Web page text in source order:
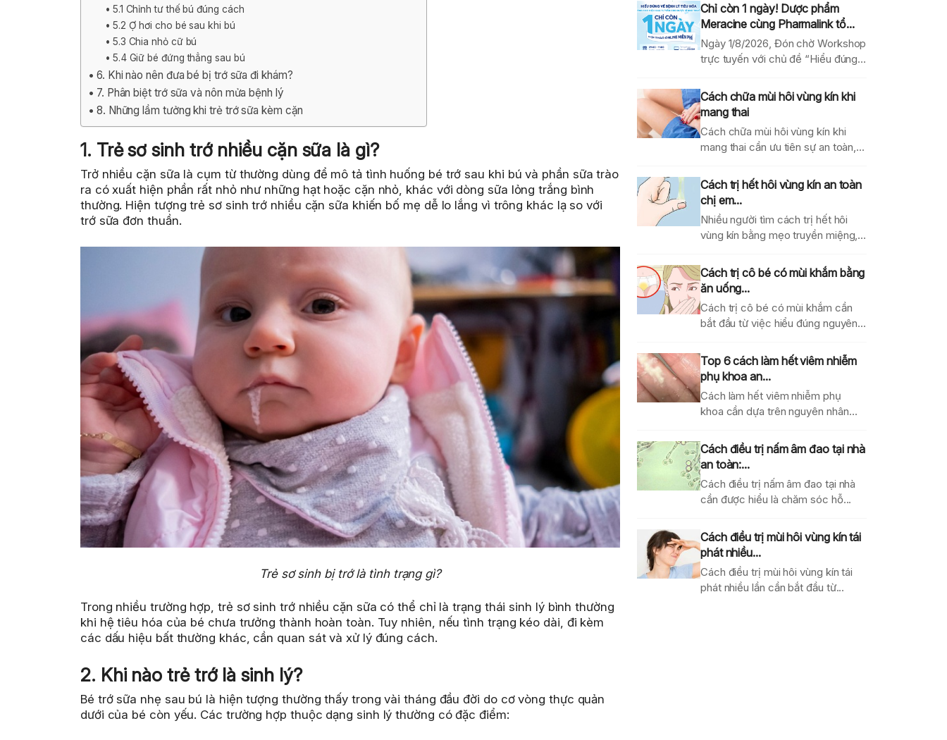
5.1 Chỉnh tư thế bú đúng cách
5.2 Ợ hơi cho bé sau khi bú
5.3 Chia nhỏ cữ bú
5.4 Giữ bé đứng thẳng sau bú
6. Khi nào nên đưa bé bị trớ sữa đi khám?
7. Phân biệt trớ sữa và nôn mửa bệnh lý
8. Những lầm tưởng khi trẻ trớ sữa kèm cặn
1. Trẻ sơ sinh trớ nhiều cặn sữa là gì?
Trở nhiều cặn sữa là cụm từ thường dùng để mô tả tình huống bé trớ sau khi bú và phần sữa trào
ra có xuất hiện phần rất nhỏ như những hạt hoặc cặn nhỏ, khác với dòng sữa lỏng trắng bình
thường. Hiện tượng trẻ sơ sinh trớ nhiều cặn sữa khiến bố mẹ dễ lo lắng vì trông khác lạ so với
trớ sữa đơn thuần.
Trẻ sơ sinh bị trớ là tình trạng gì?
Trong nhiều trường hợp, trẻ sơ sinh trớ nhiều cặn sữa có thể chỉ là trạng thái sinh lý bình thường
khi hệ tiêu hóa của bé chưa trưởng thành hoàn toàn. Tuy nhiên, nếu tình trạng kéo dài, đi kèm
các dấu hiệu bất thường khác, cần quan sát và xử lý đúng cách.
2. Khi nào trẻ trớ là sinh lý?
Bé trớ sữa nhẹ sau bú là hiện tượng thường thấy trong vài tháng đầu đời do cơ vòng thực quản
dưới của bé còn yếu. Các trường hợp thuộc dạng sinh lý thường có đặc điểm:
Chỉ còn 1 ngày! Dược phẩm
Meracine cùng Pharmalink tổ...
Ngày 1/8/2026, Đón chờ Workshop
trực tuyến với chủ đề “Hiểu đúng
Cách chữa mùi hôi vùng kín khi
mang thai
Cách chữa mùi hôi vùng kín khi
mang thai cần ưu tiên sự an toàn,...
Cách trị hết hôi vùng kín an toàn
chị em...
Nhiều người tìm cách trị hết hôi
vùng kín bằng mẹo truyền miệng,
Cách trị cô bé có mùi khắm bằng
ăn uống...
Cách trị cô bé có mùi khắm cần
bắt đầu từ việc hiểu đúng nguyên...
Top 6 cách làm hết viêm nhiễm
phụ khoa an...
Cách làm hết viêm nhiễm phụ
khoa cần dựa trên nguyên nhân
Cách điều trị nấm âm đao tại nhà
an toàn:...
Cách điều trị nấm âm đao tại nhà
cần được hiểu là chăm sóc hỗ...
Cách điều trị mùi hôi vùng kín tái
phát nhiều...
Cách điều trị mùi hôi vùng kín tái
phát nhiều lần cần bắt đầu từ...